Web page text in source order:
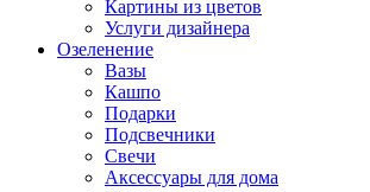
Картины из цветов
Услуги дизайнера
Озеленение
Вазы
Кашпо
Подарки
Подсвечники
Свечи
Аксессуары для дома